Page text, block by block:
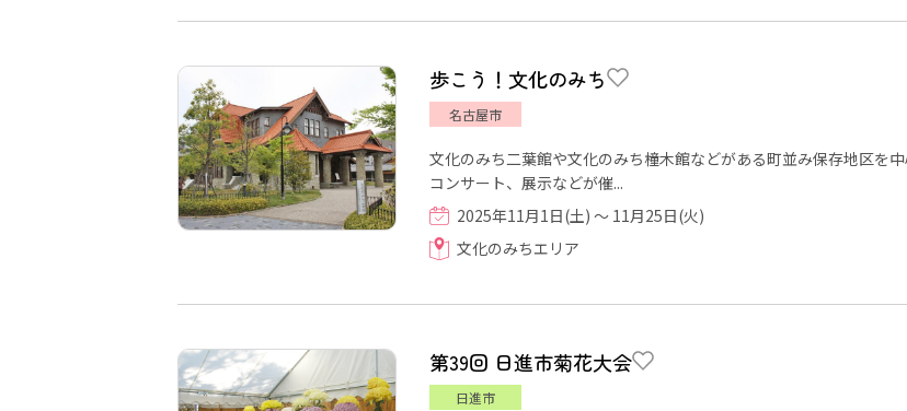
歩こう！文化のみち
名古屋市
文化のみち二葉館や文化のみち橦木館などがある町並み保存地区を
コンサート、展示などが催...
2025年11月1日(土) ～ 11月25日(火)
文化のみちエリア
第39回 日進市菊花大会
日進市